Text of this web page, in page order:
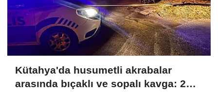
Kütahya'da husumetli akrabalar
arasında bıçaklı ve sopalı kavga: 2